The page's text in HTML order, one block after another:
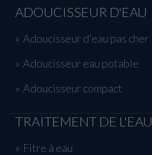
ADOUCISSEUR D'EAU
Adoucisseur d'eau pas cher
Adoucisseur eau potable
Adoucisseur compact
TRAITEMENT DE L'EAU
Fitre à eau